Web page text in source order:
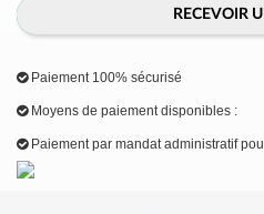
RECEVOIR
Paiement 100% sécurisé
Moyens de paiement disponibles :
Paiement par mandat administratif